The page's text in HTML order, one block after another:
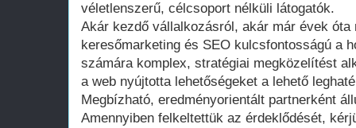
véletlenszerű, célcsoport nélküli látogatók.
Akár kezdő vállalkozásról, akár már évek óta
keresőmarketing és SEO kulcsfontosságú a
számára komplex, stratégiai megközelítést
a web nyújtotta lehetőségeket a lehető
Megbízható, eredményorientált partnerként
Amennyiben felkeltettük az érdeklődését,